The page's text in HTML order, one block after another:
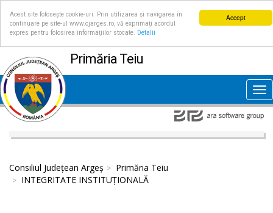
Accept
Acest site folosește cookie-uri. Prin utilizarea și navigarea în
continuare pe site-ul www.cjarges.ro, vă exprimați acordul
expres pentru folosirea informațiilor stocate.
Detalii
Primăria Teiu
Consiliul Județean Argeș
Primăria Teiu
INTEGRITATE INSTITUȚIONALĂ